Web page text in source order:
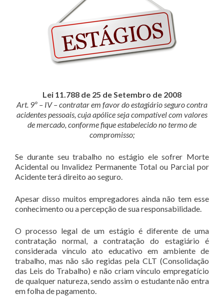
Lei 11.788 de 25 de Setembro de 2008
Art. 9º – IV – contratar em favor do estagiário seguro contra
acidentes pessoais, cuja apólice seja compatível com valores
de mercado, conforme fique estabelecido no termo de
compromisso;
Se durante seu trabalho no estágio ele sofrer Morte
Acidental ou Invalidez Permanente Total ou Parcial por
Acidente terá direito ao seguro.
Apesar disso muitos empregadores ainda não tem esse
conhecimento ou a percepção de sua responsabilidade.
O processo legal de um estágio é diferente de uma
contratação normal, a contratação do estagiário é
considerada vínculo ato educativo em ambiente de
trabalho, mas não são regidas pela CLT (Consolidação
das Leis do Trabalho) e não criam vínculo empregatício
de qualquer natureza, sendo assim o estudante não entra
em folha de pagamento.